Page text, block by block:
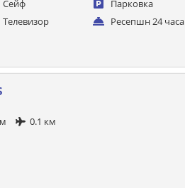
Сейф
Парковка
Телевизор Ресепшн 24 часа
0.1 км